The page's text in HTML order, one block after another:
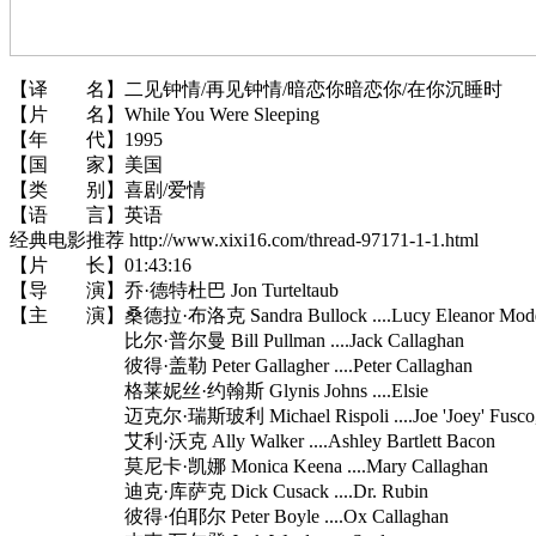
【译 名】二见钟情/再见钟情/暗恋你暗恋你/在你沉睡时
【片 名】While You Were Sleeping
【年 代】1995
【国 家】美国
【类 别】喜剧/爱情
【语 言】英语
经典电影推荐 http://www.xixi16.com/thread-97171-1-1.html
【片 长】01:43:16
【导 演】乔·德特杜巴 Jon Turteltaub
【主 演】桑德拉·布洛克 Sandra Bullock ....Lucy Eleanor
比尔·普尔曼 Bill Pullman ....Jack Callaghan
彼得·盖勒 Peter Gallagher ....Peter Callaghan
格莱妮丝·约翰斯 Glynis Johns ....Elsie
迈克尔·瑞斯玻利 Michael Rispoli ....Joe 'Joey' Fusco,
艾利·沃克 Ally Walker ....Ashley Bartlett Bacon
莫尼卡·凯娜 Monica Keena ....Mary Callaghan
迪克·库萨克 Dick Cusack ....Dr. Rubin
彼得·伯耶尔 Peter Boyle ....Ox Callaghan